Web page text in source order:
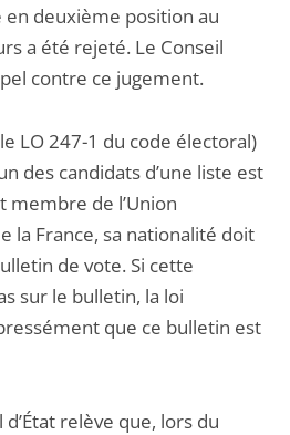
deuxième position au
a été rejeté. Le Conseil
contre ce jugement.
LO 247-1 du code électoral)
des candidats d’une liste est
membre de l’Union
la France, sa nationalité doit
de vote. Si cette
sur le bulletin, la loi
que ce bulletin est
d’État relève que, lors du